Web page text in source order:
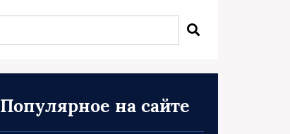
Популярное на сайте